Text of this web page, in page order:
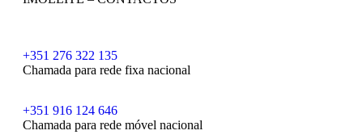
+351 276 322 135
Chamada para rede fixa nacional
+351 916 124 646
Chamada para rede móvel nacional